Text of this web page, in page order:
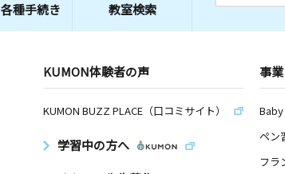
各種手続き 教室検索
KUMON体験者の声
KUMON BUZZ PLACE（口コミサイト）
学習中の方へ
事
ペン
フラ